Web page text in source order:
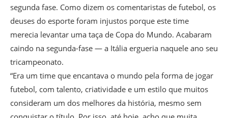
segunda fase. Como dizem os comentaristas de futebol, os
deuses do esporte foram injustos porque este time
merecia levantar uma taça de Copa do Mundo. Acabaram
caindo na segunda-fase — a Itália ergueria naquele ano seu
tricampeonato.
“Era um time que encantava o mundo pela forma de jogar
futebol, com talento, criatividade e um estilo que muitos
consideram um dos melhores da história, mesmo sem